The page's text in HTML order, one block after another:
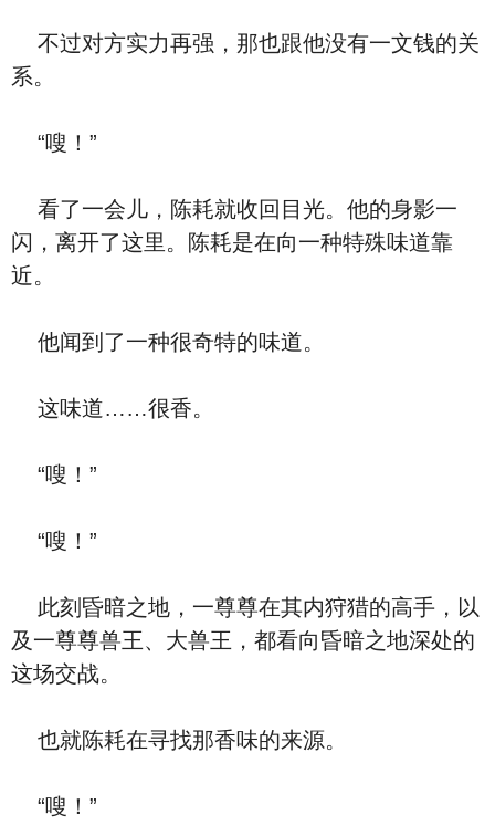
不过对方实力再强，那也跟他没有一文钱的关
系。
“嗖！”
看了一会儿，陈耗就收回目光。他的身影一
闪，离开了这里。陈耗是在向一种特殊味道靠
近。
他闻到了一种很奇特的味道。
这味道……很香。
“嗖！”
“嗖！”
此刻昏暗之地，一尊尊在其内狩猎的高手，以
及一尊尊兽王、大兽王，都看向昏暗之地深处的
这场交战。
也就陈耗在寻找那香味的来源。
“嗖！”